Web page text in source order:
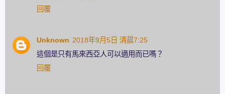
回覆
Unknown 2018年9月5日 清晨7:25
這個是只有馬來西亞人可以適用而已嗎？
回覆